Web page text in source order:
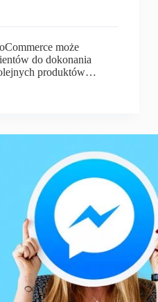
może
do dokonania
produktów…